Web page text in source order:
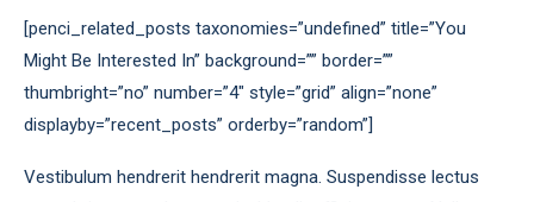
[penci_related_posts taxonomies=”undefined” title=”You
Might Be Interested In” background=”” border=””
thumbright=”no” number=”4″ style=”grid” align=”none”
displayby=”recent_posts” orderby=”random”]
Vestibulum hendrerit hendrerit magna. Suspendisse lectus